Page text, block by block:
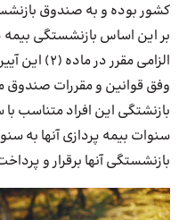
کشور بوده و به صندوق
بر این اساس بازنشستگی
الزامی
وفق قوانین و مقررات صندوق
بازنشتگی این افراد متناسب
سنوات بیمه پردازی آنها به
بازنشستگی آنها برقرار و